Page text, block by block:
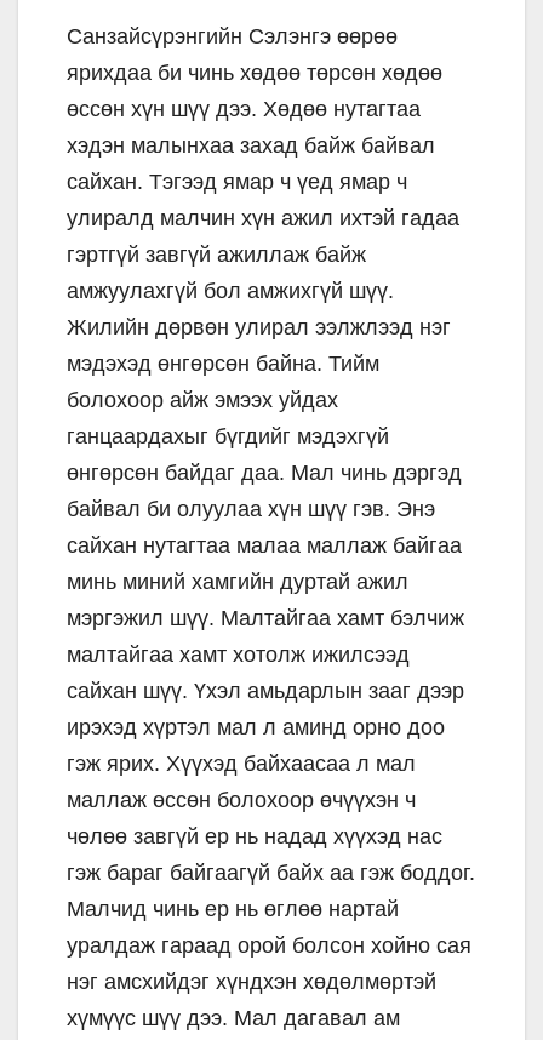
Санзайсүрэнгийн Сэлэнгэ өөрөө
ярихдаа би чинь хөдөө төрсөн хөдөө
өссөн хүн шүү дээ. Хөдөө нутагтаа
хэдэн малынхаа захад байж байвал
сайхан. Тэгээд ямар ч үед ямар ч
улиралд малчин хүн ажил ихтэй гадаа
гэртгүй завгүй ажиллаж байж
амжуулахгүй бол амжихгүй шүү.
Жилийн дөрвөн улирал ээлжлээд нэг
мэдэхэд өнгөрсөн байна. Тийм
болохоор айж эмээх уйдах
ганцаардахыг бүгдийг мэдэхгүй
өнгөрсөн байдаг даа. Мал чинь дэргэд
байвал би олуулаа хүн шүү гэв. Энэ
сайхан нутагтаа малаа маллаж байгаа
минь миний хамгийн дуртай ажил
мэргэжил шүү. Малтайгаа хамт бэлчиж
малтайгаа хамт хотолж ижилсээд
сайхан шүү. Үхэл амьдарлын зааг дээр
ирэхэд хүртэл мал л аминд орно доо
гэж ярих. Хүүхэд байхаасаа л мал
маллаж өссөн болохоор өчүүхэн ч
чөлөө завгүй ер нь надад хүүхэд нас
гэж бараг байгаагүй байх аа гэж боддог.
Малчид чинь ер нь өглөө нартай
уралдаж гараад орой болсон хойно сая
нэг амсхийдэг хүндхэн хөдөлмөртэй
хүмүүс шүү дээ. Мал дагавал ам